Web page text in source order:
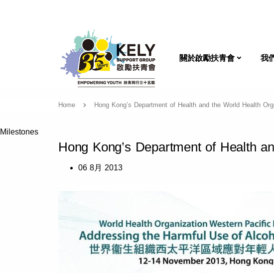
關於啟勵扶青會關於啟勵我
Home Hong Kong’s Department of Health and the World Health
Milestones
Hong Kong’s Department of Health
06 8月 2013